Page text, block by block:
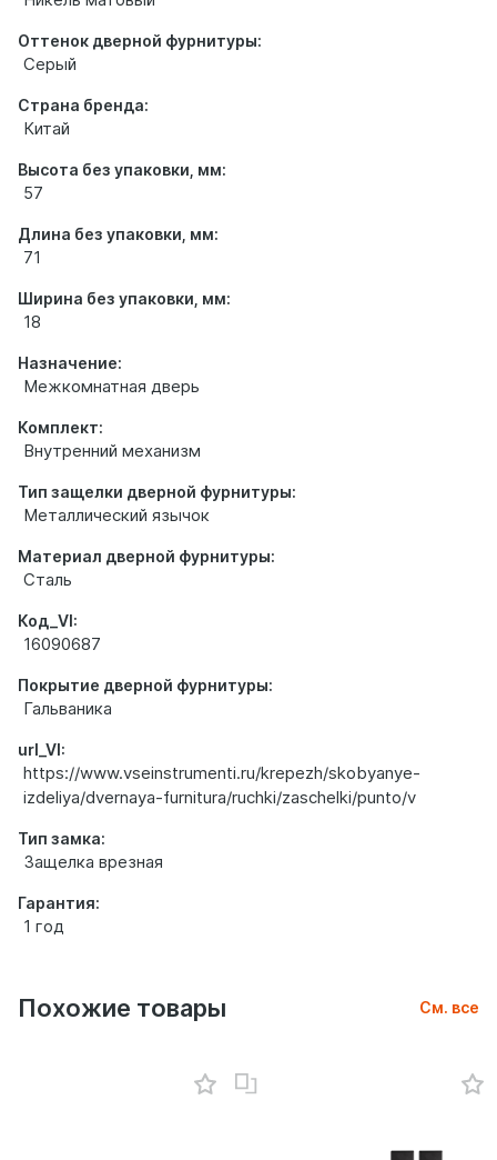
Оттенок дверной фурнитуры:
Серый
Страна бренда:
Китай
Высота без упаковки, мм:
57
Длина без упаковки, мм:
71
Ширина без упаковки, мм:
18
Назначение:
Межкомнатная дверь
Комплект:
Внутренний механизм
Тип защелки дверной фурнитуры:
Металлический язычок
Материал дверной фурнитуры:
Сталь
Код_VI:
16090687
Покрытие дверной фурнитуры:
Гальваника
url_VI:
https://www.vseinstrumenti.ru/krepezh/skobyanye-
izdeliya/dvernaya-furnitura/ruchki/zaschelki/punto/v
Тип замка:
Защелка врезная
Гарантия:
1 год
Похожие товары См. все